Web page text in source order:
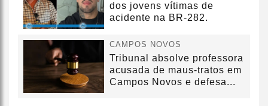
dos jovens vítimas de
acidente na BR-282.
CAMPOS NOVOS
Tribunal absolve professora
acusada de maus-tratos em
Campos Novos e defesa...